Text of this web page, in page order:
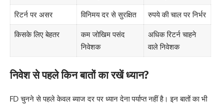
रिटर्न पर असर विनिमय दर से सुरक्षित रुपये की चाल पर निर्भर
किसके लिए बेहतर
कम जोखिम पसंद
निवेशक
अधिक रिटर्न चाहने
वाले निवेशक
निवेश से पहले किन बातों का रखें ध्यान?
FD चुनने से पहले केवल ब्याज दर पर ध्यान देना पर्याप्त नहीं है। इन बातों का भी